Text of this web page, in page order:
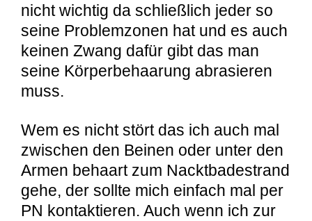
nicht wichtig da schließlich jeder so
seine Problemzonen hat und es auch
keinen Zwang dafür gibt das man
seine Körperbehaarung abrasieren
muss.
Wem es nicht stört das ich auch mal
zwischen den Beinen oder unter den
Armen behaart zum Nacktbadestrand
gehe, der sollte mich einfach mal per
PN kontaktieren. Auch wenn ich zur